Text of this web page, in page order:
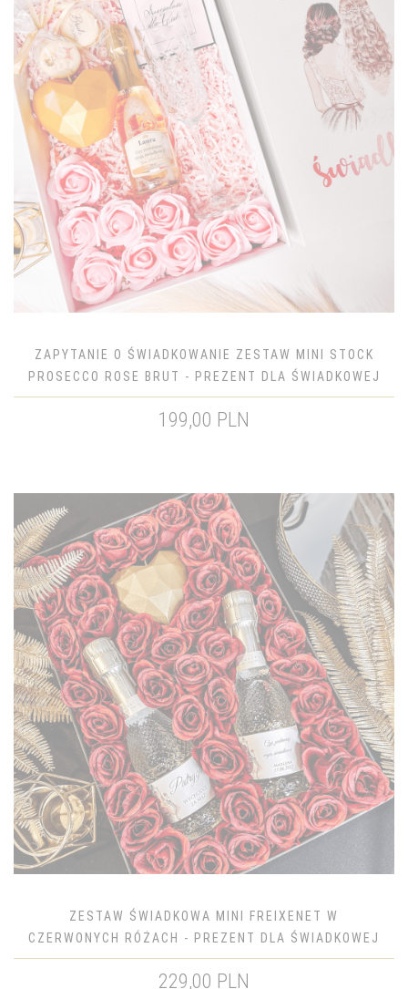
ZAPYTANIE O ŚWIADKOWANIE ZESTAW MINI STOCK
PROSECCO ROSE BRUT - PREZENT DLA ŚWIADKOWEJ
199,00 PLN
ZESTAW ŚWIADKOWA MINI FREIXENET W
CZERWONYCH RÓŻACH - PREZENT DLA ŚWIADKOWEJ
229,00 PLN